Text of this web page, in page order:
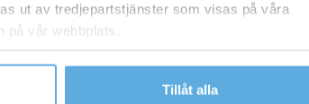
ut av tredjepartstjänster som visas på våra
vår webbplats.
Tillåt alla